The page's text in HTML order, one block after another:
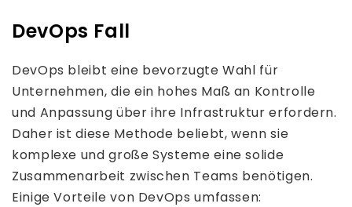
DevOps Fall
DevOps bleibt eine bevorzugte Wahl für
Unternehmen, die ein hohes Maß an Kontrolle
und Anpassung über ihre Infrastruktur erfordern.
Daher ist diese Methode beliebt, wenn sie
komplexe und große Systeme eine solide
Zusammenarbeit zwischen Teams benötigen.
Einige Vorteile von DevOps umfassen: